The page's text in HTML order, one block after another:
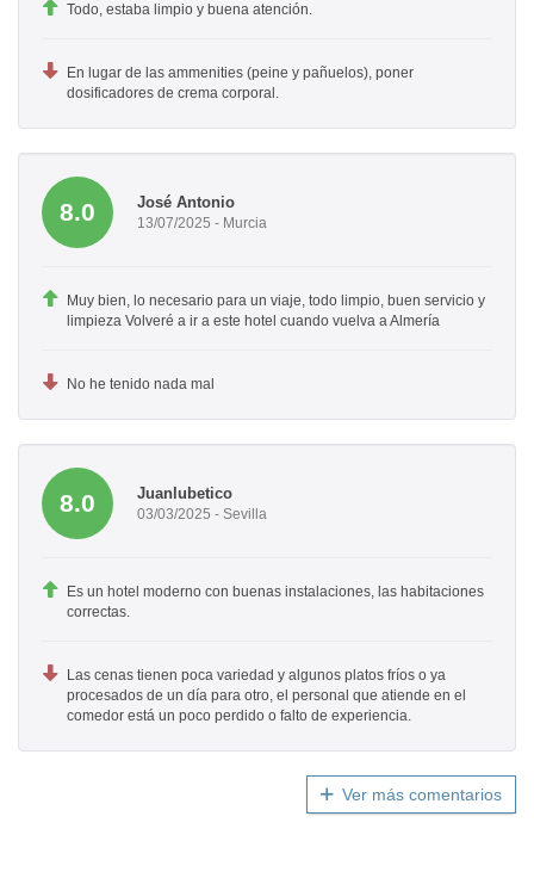
Todo, estaba limpio y buena atención.
En lugar de las ammenities (peine y pañuelos), poner
dosificadores de crema corporal.
8.0 José Antonio
13/07/2025 - Murcia
Muy bien, lo necesario para un viaje, todo limpio, buen servicio y
limpieza Volveré a ir a este hotel cuando vuelva a Almería
No he tenido nada mal
8.0 Juanlubetico
03/03/2025 - Sevilla
Es un hotel moderno con buenas instalaciones, las habitaciones
correctas.
Las cenas tienen poca variedad y algunos platos fríos o ya
procesados de un día para otro, el personal que atiende en el
comedor está un poco perdido o falto de experiencia.
Ver más comentarios